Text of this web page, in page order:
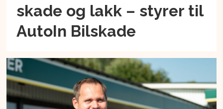
skade og lakk – styrer til
AutoIn Bilskade